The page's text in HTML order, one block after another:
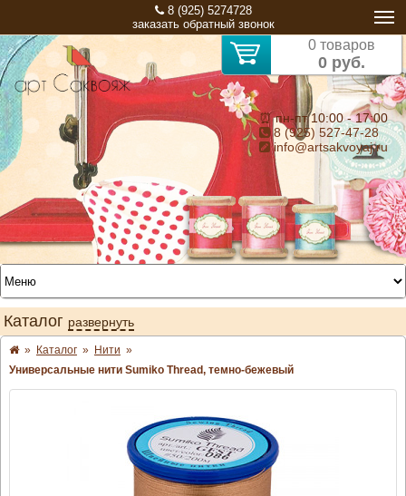
8 (925) 5274728
заказать обратный звонок
0 товаров
0 руб.
⏰ пн-пт 10:00 - 17:00
8 (925) 527-47-28
info@artsakvoyaj.ru
Каталог развернуть
» Каталог » Нити »
Универсальные нити Sumiko Thread, темно-бежевый